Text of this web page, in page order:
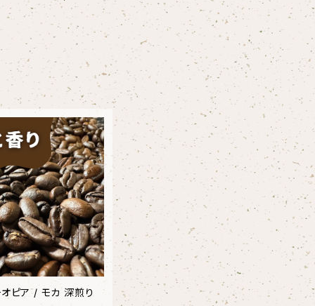
オピア / モカ 深煎り